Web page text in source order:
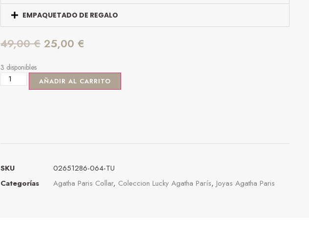
EMPAQUETADO DE REGALO
49,00€ 25,00 €
3 disponibles
AÑADIR AL CARRITO
SKU
02651286-064-TU
Categorías
Agatha Paris Collar, Coleccion Lucky Agatha París, Joyas Agatha Paris